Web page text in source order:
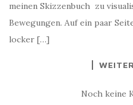
meinen Skizzenbuch zu
Bewegungen. Auf ein paar
locker […]
Noch keine